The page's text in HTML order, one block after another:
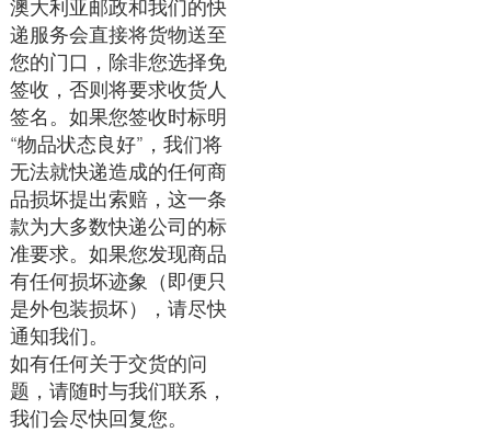
澳大利亚邮政和我们的快
递服务会直接将货物送至
您的门口，除非您选择免
签收，否则将要求收货人
签名。如果您签收时标明
“物品状态良好”，我们将
无法就快递造成的任何商
品损坏提出索赔，这一条
款为大多数快递公司的标
准要求。如果您发现商品
有任何损坏迹象（即便只
是外包装损坏），请尽快
通知我们。
如有任何关于交货的问
题，请随时与我们联系，
我们会尽快回复您。